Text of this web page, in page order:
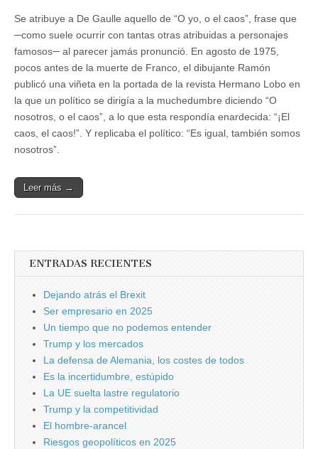
Se atribuye a De Gaulle aquello de “O yo, o el caos”, frase que
─como suele ocurrir con tantas otras atribuidas a personajes
famosos─ al parecer jamás pronunció. En agosto de 1975,
pocos antes de la muerte de Franco, el dibujante Ramón
publicó una viñeta en la portada de la revista Hermano Lobo en
la que un político se dirigía a la muchedumbre diciendo “O
nosotros, o el caos”, a lo que esta respondía enardecida: “¡El
caos, el caos!”. Y replicaba el político: “Es igual, también somos
nosotros”.
Leer más →
ENTRADAS RECIENTES
Dejando atrás el Brexit
Ser empresario en 2025
Un tiempo que no podemos entender
Trump y los mercados
La defensa de Alemania, los costes de todos
Es la incertidumbre, estúpido
La UE suelta lastre regulatorio
Trump y la competitividad
El hombre-arancel
Riesgos geopolíticos en 2025